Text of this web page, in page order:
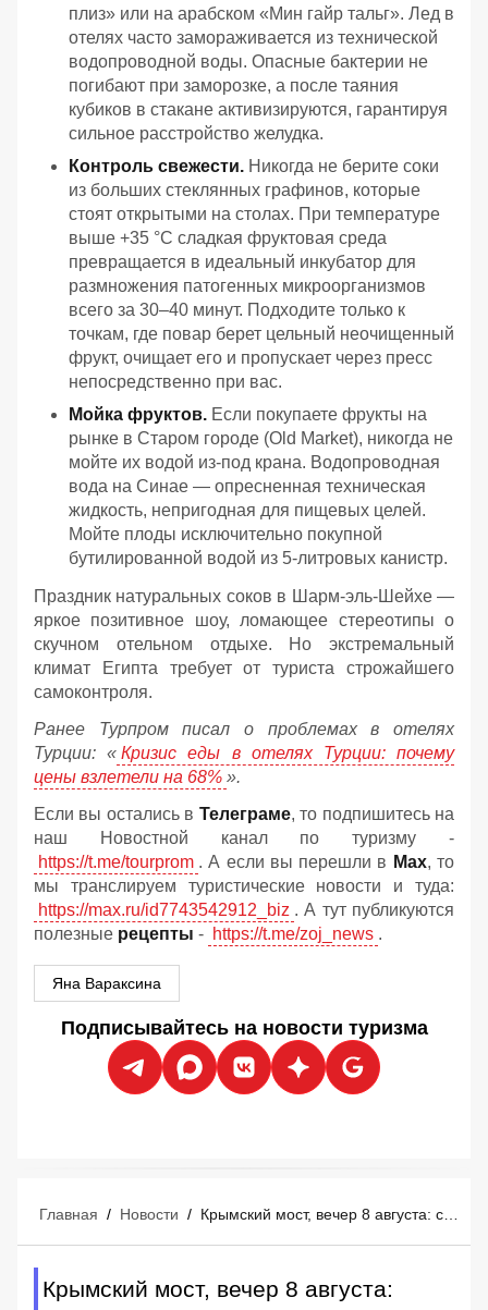
плиз» или на арабском «Мин гайр тальг». Лед в
отелях часто замораживается из технической
водопроводной воды. Опасные бактерии не
погибают при заморозке, а после таяния
кубиков в стакане активизируются, гарантируя
сильное расстройство желудка.
Контроль свежести. Никогда не берите соки
из больших стеклянных графинов, которые
стоят открытыми на столах. При температуре
выше +35 °C сладкая фруктовая среда
превращается в идеальный инкубатор для
размножения патогенных микроорганизмов
всего за 30–40 минут. Подходите только к
точкам, где повар берет цельный неочищенный
фрукт, очищает его и пропускает через пресс
непосредственно при вас.
Мойка фруктов. Если покупаете фрукты на
рынке в Старом городе (Old Market), никогда не
мойте их водой из-под крана. Водопроводная
вода на Синае — опресненная техническая
жидкость, непригодная для пищевых целей.
Мойте плоды исключительно покупной
бутилированной водой из 5-литровых канистр.
Праздник натуральных соков в Шарм-эль-Шейхе —
яркое позитивное шоу, ломающее стереотипы о
скучном отельном отдыхе. Но экстремальный
климат Египта требует от туриста строжайшего
самоконтроля.
Ранее Турпром писал о проблемах в отелях
Турции: « Кризис еды в отелях Турции: почему
цены взлетели на 68% ».
Если вы остались в Телеграме, то подпишитесь на
наш Новостной канал по туризму -
https://t.me/tourprom . А если вы перешли в Мах, то
мы транслируем туристические новости и туда:
https://max.ru/id7743542912_biz . А тут публикуются
полезные рецепты - https://t.me/zoj_news .
Яна Вараксина
Подписывайтесь на новости туризма
Главная / Новости /
Крымский мост, вечер 8 августа: